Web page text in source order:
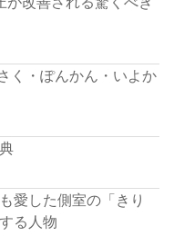
く・ぽんかん・いよか
愛した側室の「きり
る人物